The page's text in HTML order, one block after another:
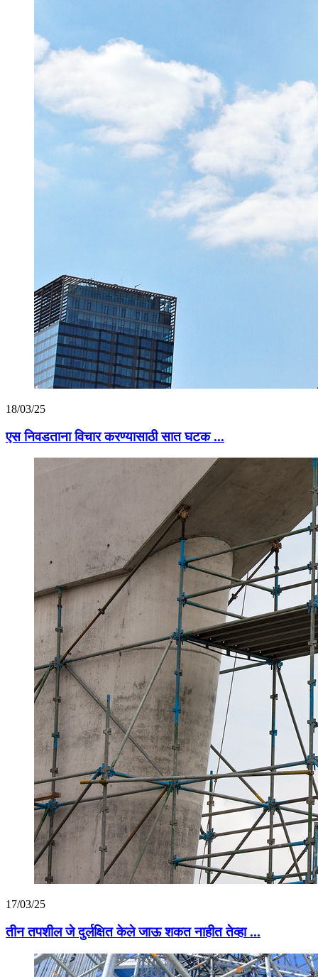
18/03/25
एस निवडताना विचार करण्यासाठी सात घटक ...
17/03/25
तीन तपशील जे दुर्लक्षित केले जाऊ शकत नाहीत तेव्हा ...